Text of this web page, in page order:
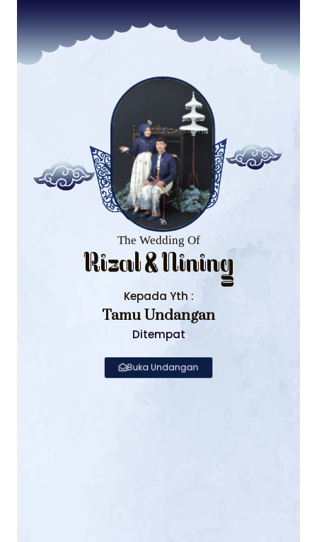
The Wedding Of
Rizal & Nining
Kepada Yth :
Tamu Undangan
Ditempat
Buka Undangan